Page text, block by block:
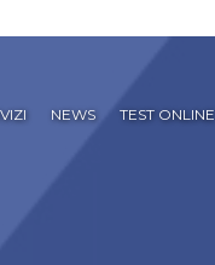
NEWS TEST ONLINE